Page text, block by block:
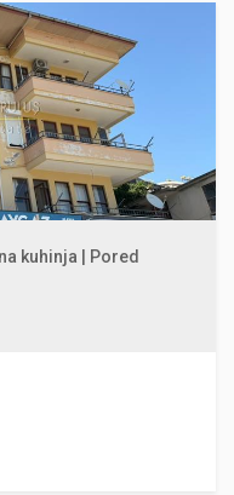
kuhinja | Pored